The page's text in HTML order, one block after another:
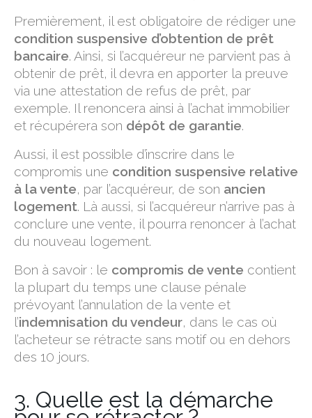
Premièrement, il est obligatoire de rédiger une
condition suspensive d’obtention de prêt
bancaire. Ainsi, si l’acquéreur ne parvient pas à
obtenir de prêt, il devra en apporter la preuve
via une attestation de refus de prêt, par
exemple. Il renoncera ainsi à l’achat immobilier
et récupérera son dépôt de garantie.
Aussi, il est possible d’inscrire dans le
compromis une condition suspensive relative
à la vente, par l’acquéreur, de son ancien
logement. Là aussi, si l’acquéreur n’arrive pas à
conclure une vente, il pourra renoncer à l’achat
du nouveau logement.
Bon à savoir : le compromis de vente contient
la plupart du temps une clause pénale
prévoyant l’annulation de la vente et
l’indemnisation du vendeur, dans le cas où
l’acheteur se rétracte sans motif ou en dehors
des 10 jours.
3. Quelle est la démarche